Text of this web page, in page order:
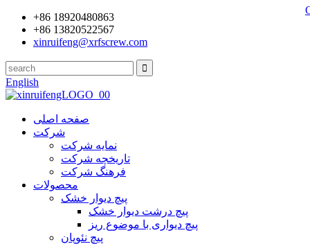
+86 18920480863
+86 13820522567
xinruifeng@xrfscrew.com
English
صفحه اصلی
شرکت
نمایه شرکت
تاریخچه شرکت
فرهنگ شرکت
محصولات
پیچ دیوار خشک
پیچ درشت دیوار خشک
پیچ دیواری با موضوع ریز
پیچ نئوپان